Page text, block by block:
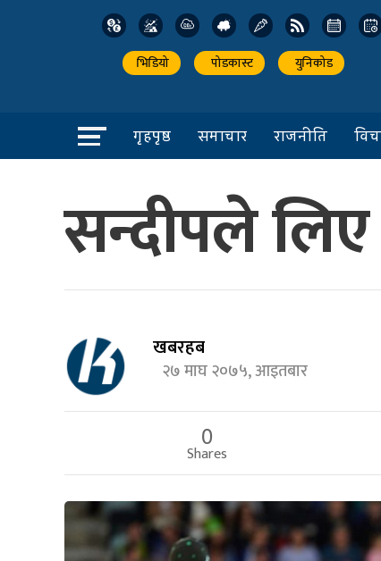
भिडियो पोडकास्ट युनिकोड
गृहपृष्ठ समाचार राजनीति
सन्दीपले
खबरहब
२७ माघ २०७५, आइतबार
0
Shares